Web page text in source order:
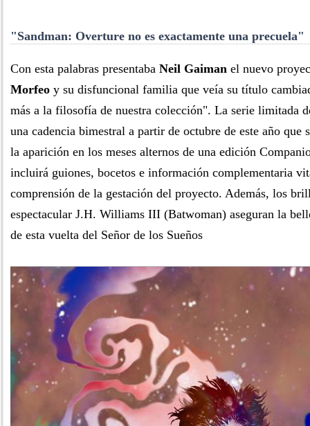
"Sandman: Overture no es exactamente una precuela"
Con esta palabras presentaba Neil Gaiman el nuevo
Morfeo y su disfuncional familia que veía su título
más a la filosofía de nuestra colección". La serie limitada
una cadencia bimestral a partir de octubre de este año que
la aparición en los meses alternos de una edición
incluirá guiones, bocetos e información complementaria
comprensión de la gestación del proyecto. Además, los
espectacular J.H. Williams III (Batwoman) aseguran la
de esta vuelta del Señor de los Sueños